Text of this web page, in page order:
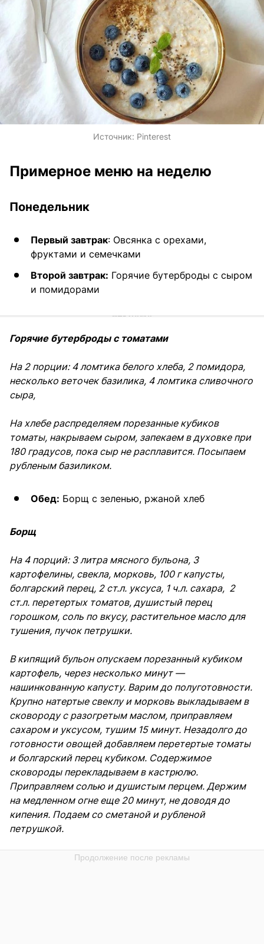
Источник: Pinterest
Примерное меню на неделю
Понедельник
Первый завтрак: Овсянка с орехами,
фруктами и семечками
Второй завтрак: Горячие бутерброды с сыром
и помидорами
Горячие бутерброды с томатами
На 2 порции: 4 ломтика белого хлеба, 2 помидора,
несколько веточек базилика, 4 ломтика сливочного
сыра,
На хлебе распределяем порезанные кубиков
томаты, накрываем сыром, запекаем в духовке при
180 градусов, пока сыр не расплавится. Посыпаем
рубленым базиликом.
Обед: Борщ с зеленью, ржаной хлеб
Борщ
На 4 порций: 3 литра мясного бульона, 3
картофелины, свекла, морковь, 100 г капусты,
болгарский перец, 2 ст.л. уксуса, 1 ч.л. сахара, 2
ст.л. перетертых томатов, душистый перец
горошком, соль по вкусу, растительное масло для
тушения, пучок петрушки.
В кипящий бульон опускаем порезанный кубиком
картофель, через несколько минут —
нашинкованную капусту. Варим до полуготовности.
Крупно натертые свеклу и морковь выкладываем в
сковороду с разогретым маслом, приправляем
сахаром и уксусом, тушим 15 минут. Незадолго до
готовности овощей добавляем перетертые томаты
и болгарский перец кубиком. Содержимое
сковороды перекладываем в кастрюлю.
Приправляем солью и душистым перцем. Держим
на медленном огне еще 20 минут, не доводя до
кипения. Подаем со сметаной и рубленой
петрушкой.